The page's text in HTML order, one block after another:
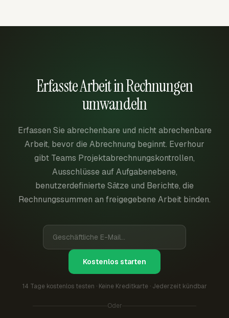
Erfasste Arbeit in Rechnungen
umwandeln
Erfassen Sie abrechenbare und nicht abrechenbare
Arbeit, bevor die Abrechnung beginnt. Everhour
gibt Teams Projektabrechnungskontrollen,
Ausschlüsse auf Aufgabenebene,
benutzerdefinierte Sätze und Berichte, die
Rechnungssummen an freigegebene Arbeit binden.
Kostenlos starten
14 Tage kostenlos testen · Keine Kreditkarte · Jederzeit kündbar
Oder